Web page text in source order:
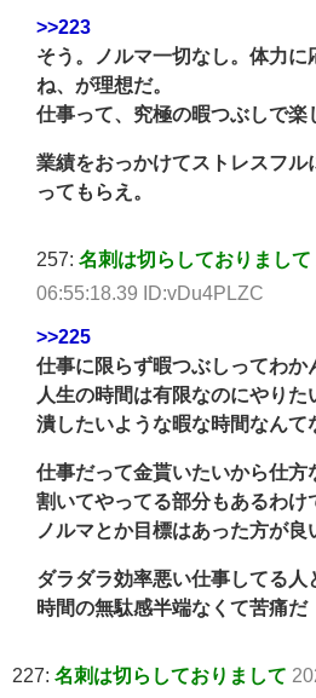
>>223
そう。ノルマ一切なし。体力に
ね、が理想だ。
仕事って、究極の暇つぶしで楽
業績をおっかけてストレスフル
ってもらえ。
257: 名刺は切らしておりまして
06:55:18.39 ID:vDu4PLZC
>>225
仕事に限らず暇つぶしってわか
人生の時間は有限なのにやりた
潰したいような暇な時間なんて
仕事だって金貰いたいから仕方
割いてやってる部分もあるわけ
ノルマとか目標はあった方が良
ダラダラ効率悪い仕事してる人
時間の無駄感半端なくて苦痛だ
227: 名刺は切らしておりまして